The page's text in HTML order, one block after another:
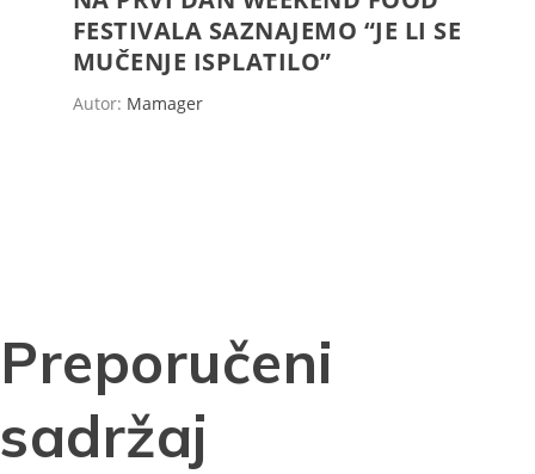
FESTIVALA SAZNAJEMO “JE LI SE
MUČENJE ISPLATILO”
Autor: Mamager
Preporučeni
sadržaj